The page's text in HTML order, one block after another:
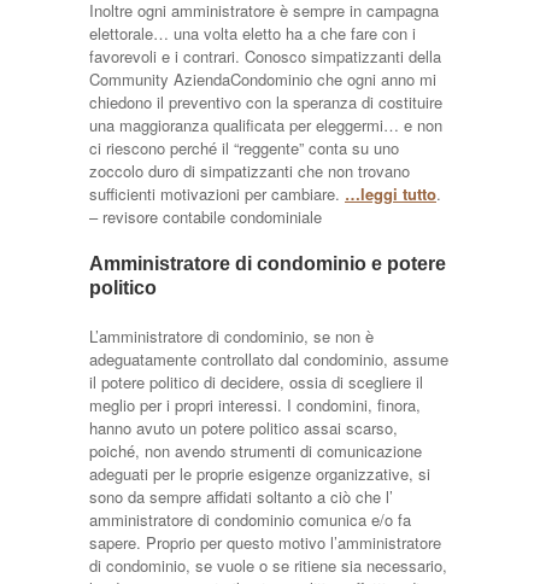
Inoltre ogni amministratore è sempre in campagna
elettorale… una volta eletto ha a che fare con i
favorevoli e i contrari. Conosco simpatizzanti della
Community AziendaCondominio che ogni anno mi
chiedono il preventivo con la speranza di costituire
una maggioranza qualificata per eleggermi… e non
ci riescono perché il “reggente” conta su uno
zoccolo duro di simpatizzanti che non trovano
sufficienti motivazioni per cambiare. …leggi tutto.
– revisore contabile condominiale
Amministratore di condominio e potere
politico
L’amministratore di condominio, se non è
adeguatamente controllato dal condominio, assume
il potere politico di decidere, ossia di scegliere il
meglio per i propri interessi. I condomini, finora,
hanno avuto un potere politico assai scarso,
poiché, non avendo strumenti di comunicazione
adeguati per le proprie esigenze organizzative, si
sono da sempre affidati soltanto a ciò che l’
amministratore di condominio comunica e/o fa
sapere. Proprio per questo motivo l’amministratore
di condominio, se vuole o se ritiene sia necessario,